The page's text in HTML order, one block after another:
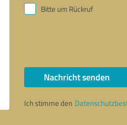
Bitte um Rückruf
Nachricht senden
Ich stimme den